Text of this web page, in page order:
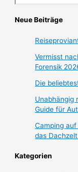
Neue Beiträge
Vermisst
Forensik
Die
Unabhängig
Guide für
Camping
das
Kategorien